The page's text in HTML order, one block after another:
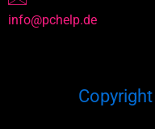
info@pchelp.de